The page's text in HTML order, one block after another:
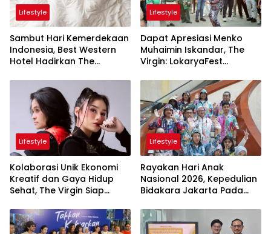
Lifestyle
Sambut Hari Kemerdekaan
Indonesia, Best Western
Hotel Hadirkan The
Hingga 45%
Lifestyle
Dapat Apresiasi Menko
Muhaimin Iskandar, The
Virgin: LokaryaFest
Pertemukan Kolaborasi
Lifestyle
Kolaborasi Unik Ekonomi
Kreatif dan Gaya Hidup
Sehat, The Virgin Siap
LokaryaFest 2026
Lifestyle
Rayakan Hari Anak
Nasional 2026, Kepedulian
Bidakara Jakarta Pada
Lewat Acara Where Hope
Begins